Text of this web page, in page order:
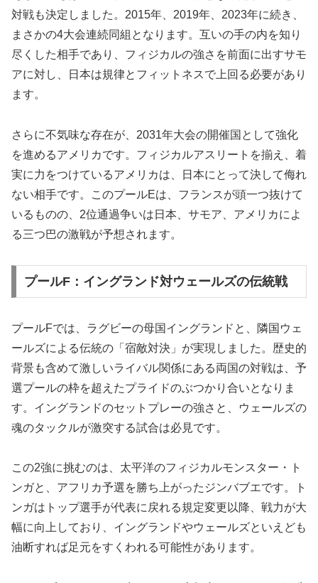
対戦も決定しました。2015年、2019年、2023年に続き、
まさかの4大会連続同組となります。互いの手の内を知り
尽くした相手であり、フィジカルの強さを前面に出すサモ
アに対し、日本は規律とフィットネスで上回る必要があり
ます。
さらに不気味な存在が、2031年大会の開催国として強化
を進めるアメリカです。フィジカルアスリートを揃え、着
実に力をつけているアメリカは、日本にとって決して侮れ
ない相手です。このプールEは、フランスが頭一つ抜けて
いるものの、2位通過争いは日本、サモア、アメリカによ
る三つ巴の激戦が予想されます。
プールF：イングランド対ウェールズの伝統戦
プールFでは、ラグビーの母国イングランドと、隣国ウェ
ールズによる伝統の「宿敵対決」が実現しました。歴史的
背景も含めて激しいライバル関係にある両国の対戦は、予
選プールの枠を超えたプライドのぶつかり合いとなりま
す。イングランドのセットプレーの強さと、ウェールズの
魂のタックルが激突する試合は必見です。
この2強に挑むのは、太平洋のフィジカルモンスター・ト
ンガと、アフリカ予選を勝ち上がったジンバブエです。ト
ンガはトップ選手が代表に戻れる規定変更以降、戦力が大
幅に向上しており、イングランドやウェールズといえども
油断すれば足元をすくわれる可能性があります。